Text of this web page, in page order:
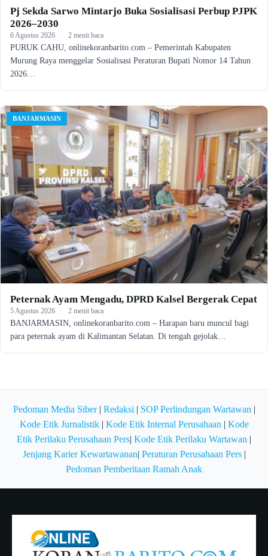
Pj Sekda Sarwo Mintarjo Buka Sosialisasi Perbup PJPK
2026–2030
6 Agustus 2026 · 2 menit baca
PURUK CAHU, onlinekoranbarito.com – Pemerintah Kabupaten
Murung Raya menggelar Sosialisasi Peraturan Bupati Nomor 14 Tahun
2026…
BANJARMASIN
Peternak Ayam Mengadu, DPRD Kalsel Bergerak Cepat
5 Agustus 2026 · 2 menit baca
BANJARMASIN, onlinekoranbarito.com – Harapan baru muncul bagi
para peternak ayam di Kalimantan Selatan. Di tengah gejolak…
Pedoman Media Siber| Redaksi | SOP Perlindungan Wartawan |
Kode Etik Jurnalistik| Kode Etik Internal Perusahaan | Kode
Etik Perilaku Perusahaan Pers| Kode Etik Perilaku Wartawan |
Jenjang Karier Kewartawanan| Peraturan Perusahaan Pers|
Pedoman Pemberitaan Ramah Anak